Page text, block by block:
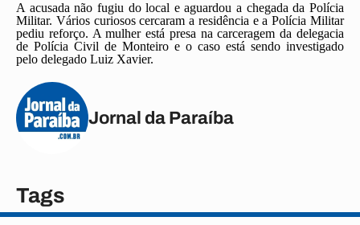
A acusada não fugiu do local e aguardou a chegada da Polícia
Militar. Vários curiosos cercaram a residência e a Polícia Militar
pediu reforço. A mulher está presa na carceragem da delegacia
de Polícia Civil de Monteiro e o caso está sendo investigado
pelo delegado Luiz Xavier.
Jornal da Paraíba
Tags